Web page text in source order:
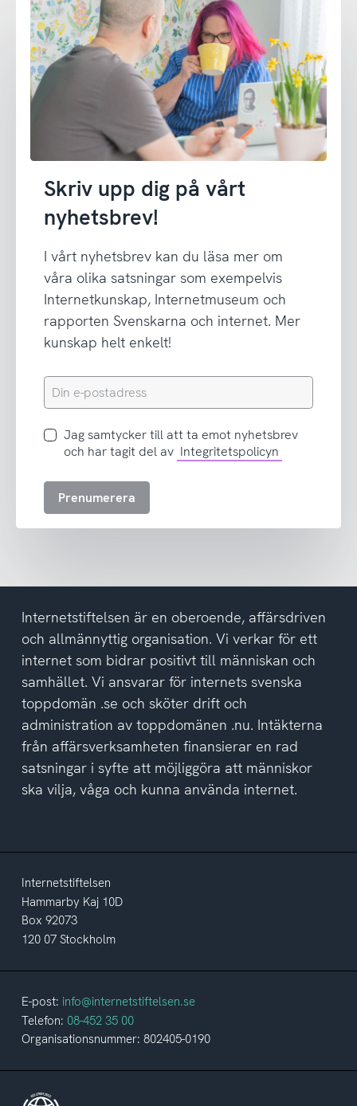
Skriv upp dig på vårt
nyhetsbrev!
I vårt nyhetsbrev kan du läsa mer om
våra olika satsningar som exempelvis
Internetkunskap, Internetmuseum och
rapporten Svenskarna och internet. Mer
kunskap helt enkelt!
Din
e-
Jag
samtycker
att
del
av
integritetspolicyn
Jag samtycker till att ta emot nyhetsbrev
och har tagit del av Integritetspolicyn
Prenumerera
Internetstiftelsen är en oberoende, affärsdriven
och allmännyttig organisation. Vi verkar för ett
internet som bidrar positivt till människan och
samhället. Vi ansvarar för internets svenska
toppdomän .se och sköter drift och
administration av toppdomänen .nu. Intäkterna
från affärsverksamheten finansierar en rad
satsningar i syfte att möjliggöra att människor
ska vilja, våga och kunna använda internet.
Internetstiftelsen
Hammarby Kaj 10D
Box 92073
120 07 Stockholm
E-post: info@internetstiftelsen.se
Telefon: 08-452 35 00
Organisationsnummer: 802405-0190